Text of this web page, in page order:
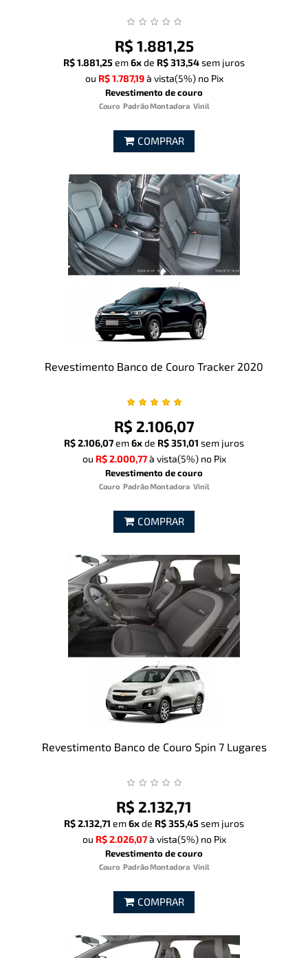
R$ 1.881,25
R$ 1.881,25em6xde R$ 313,54sem juros
ou R$ 1.787,19à vista(5%)no Pix
Revestimento de couro
Couro Padrão Montadora Vinil
COMPRAR
Revestimento Banco de Couro Tracker 2020
R$ 2.106,07
R$ 2.106,07em6xde R$ 351,01 sem juros
ou R$ 2.000,77à vista(5%)no Pix
Revestimento de couro
Couro Padrão Montadora Vinil
COMPRAR
Revestimento Banco de Couro Spin 7 Lugares
R$ 2.132,71
R$ 2.132,71 em6xde R$ 355,45sem juros
ou R$ 2.026,07à vista(5%)no Pix
Revestimento de couro
Couro Padrão Montadora Vinil
COMPRAR